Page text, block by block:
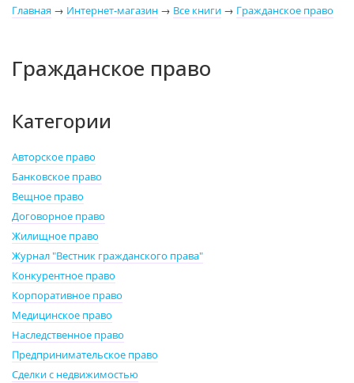
Главная → Интернет-магазин → Все книги → Гражданское право
Гражданское право
Категории
Авторское право
Банковское право
Вещное право
Договорное право
Жилищное право
Журнал "Вестник гражданского права"
Конкурентное право
Корпоративное право
Медицинское право
Наследственное право
Предпринимательское право
Сделки с недвижимостью